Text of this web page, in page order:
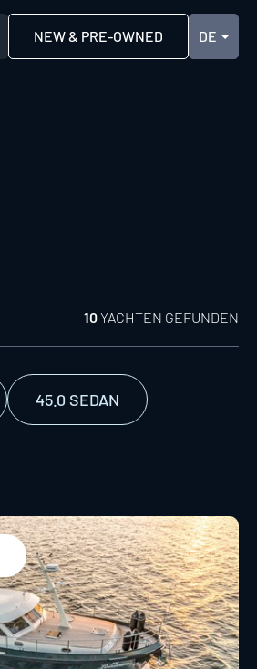
NEW & PRE-OWNED
10YACHTEN GEFUNDEN
45.0 SEDAN